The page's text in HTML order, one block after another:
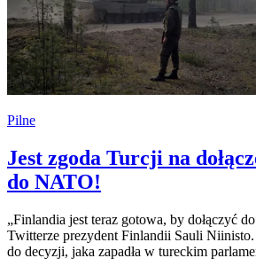
Pilne
Jest zgoda Turcji na
do NATO!
„Finlandia jest teraz gotowa, by dołączyć
Twitterze prezydent Finlandii Sauli Niinisto.
do decyzji, jaka zapadła w tureckim